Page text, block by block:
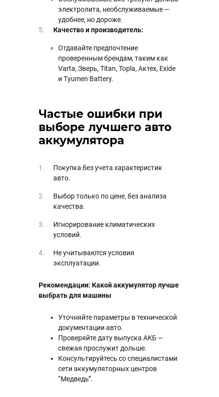
электролита, необслуживаемые —
удобнее, но дороже.
Качество и производитель:
Отдавайте предпочтение
проверенным брендам, таким как
Varta, Зверь, Titan, Topla, Актех, Exide
и Tyumen Battery.
Частые ошибки при
выборе лучшего авто
аккумулятора
Покупка без учета характеристик
авто.
Выбор только по цене, без анализа
качества.
Игнорирование климатических
условий.
Не учитываются условия
эксплуатации.
Рекомендации: Какой аккумулятор лучше
выбрать для машины
Уточняйте параметры в технической
документации авто.
Проверяйте дату выпуска АКБ —
свежая прослужит дольше.
Консультируйтесь со специалистами
сети аккумуляторных центров
“Медведь”.